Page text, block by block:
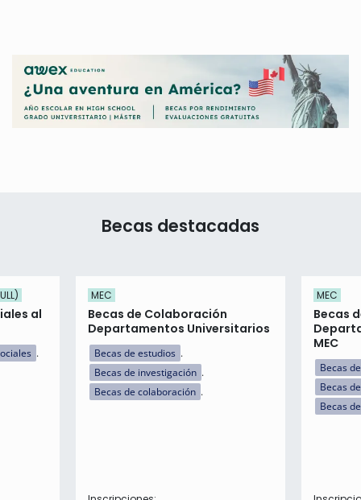
Becas destacadas
al
MEC
Becas de Colaboración
Departamentos Universitarios
Becas de estudios
Becas de investigación
Becas de colaboración
MEC
Becas
MEC
Becas
Becas
Becas